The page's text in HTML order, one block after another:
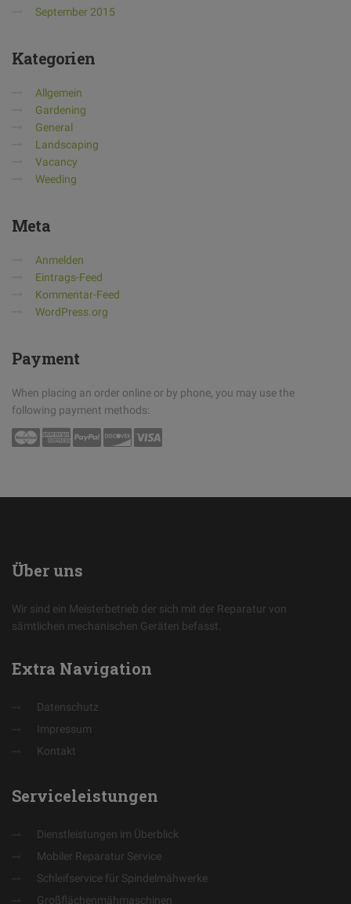
September 2015
Kategorien
Allgemein
Gardening
General
Landscaping
Vacancy
Weeding
Meta
Anmelden
Eintrags-Feed
Kommentar-Feed
WordPress.org
Payment
When placing an order online or by phone, you may use the
following payment methods:
Über uns
Wir sind ein Meisterbetrieb der sich mit der Reparatur von
sämtlichen mechanischen Geräten befasst.
Extra Navigation
Datenschutz
Impressum
Kontakt
Serviceleistungen
Dienstleistungen im Überblick
Mobiler Reparatur Service
Schleifservice für Spindelmähwerke
Großflächenmähmaschinen